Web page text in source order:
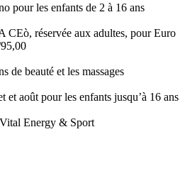
pour les enfants de 2 à 16 ans
CEò, réservée aux adultes, pour Euro
de beauté et les massages
et août pour les enfants jusqu’à 16 ans
Energy & Sport